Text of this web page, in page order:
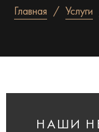
Главная Услуги
НАШИ